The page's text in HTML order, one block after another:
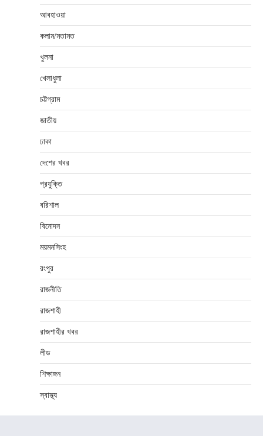
আবহাওয়া
কলাম/মতামত
খুলনা
খেলাধুলা
চট্টগ্রাম
জাতীয়
ঢাকা
দেশের খবর
প্রযুক্তি
বরিশাল
বিনোদন
ময়মনসিংহ
রংপুর
রাজনীতি
রাজশাহী
রাজশাহীর খবর
লীড
শিক্ষাঙ্গন
স্বাস্থ্য